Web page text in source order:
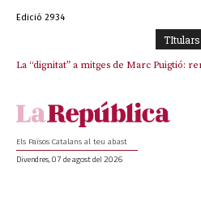
Edició 2934
TItulars
La “dignitat” a mitges de Marc Puigtió:
Els Països Catalans al teu abast
Divendres, 07 de agost del 2026